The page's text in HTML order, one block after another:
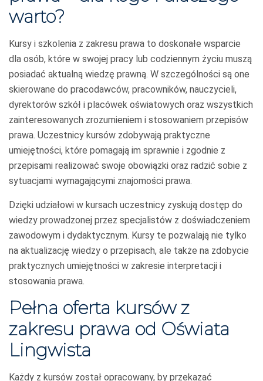
warto?
Kursy i szkolenia z zakresu prawa to doskonałe wsparcie
dla osób, które w swojej pracy lub codziennym życiu muszą
posiadać aktualną wiedzę prawną. W szczególności są one
skierowane do pracodawców, pracowników, nauczycieli,
dyrektorów szkół i placówek oświatowych oraz wszystkich
zainteresowanych zrozumieniem i stosowaniem przepisów
prawa. Uczestnicy kursów zdobywają praktyczne
umiejętności, które pomagają im sprawnie i zgodnie z
przepisami realizować swoje obowiązki oraz radzić sobie z
sytuacjami wymagającymi znajomości prawa.
Dzięki udziałowi w kursach uczestnicy zyskują dostęp do
wiedzy prowadzonej przez specjalistów z doświadczeniem
zawodowym i dydaktycznym. Kursy te pozwalają nie tylko
na aktualizację wiedzy o przepisach, ale także na zdobycie
praktycznych umiejętności w zakresie interpretacji i
stosowania prawa.
Pełna oferta kursów z
zakresu prawa od Oświata
Lingwista
Każdy z kursów został opracowany, by przekazać